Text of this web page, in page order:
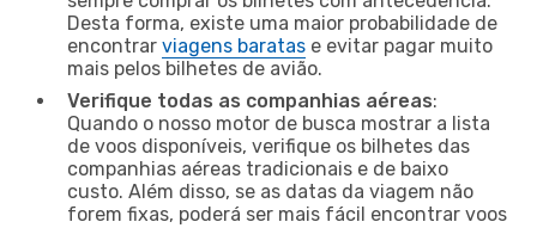
Desta forma, existe uma maior probabilidade de
encontrar viagens baratas e evitar pagar muito
mais pelos bilhetes de avião.
Verifique todas as companhias aéreas:
Quando o nosso motor de busca mostrar a lista
de voos disponíveis, verifique os bilhetes das
companhias aéreas tradicionais e de baixo
custo. Além disso, se as datas da viagem não
forem fixas, poderá ser mais fácil encontrar voos